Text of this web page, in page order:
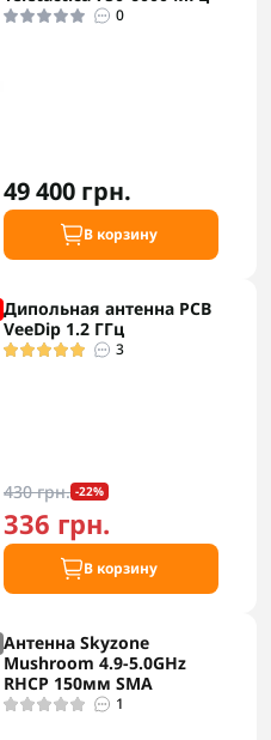
0
49 400 грн.
В корзину
Дипольная антенна PCB
VeeDip 1.2 ГГц
3
430 грн. -22%
336 грн.
В корзину
Антенна Skyzone
Mushroom 4.9-5.0GHz
RHCP 150мм SMA
1